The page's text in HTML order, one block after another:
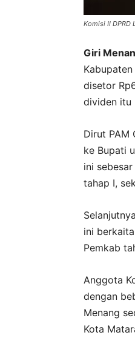
Komisi II DPRD
Giri
disetor
dividen itu
Dirut PAM
ke Bupati
ini
tahap I,
ini
Pemkab
Anggota
dengan
Menang
Kota